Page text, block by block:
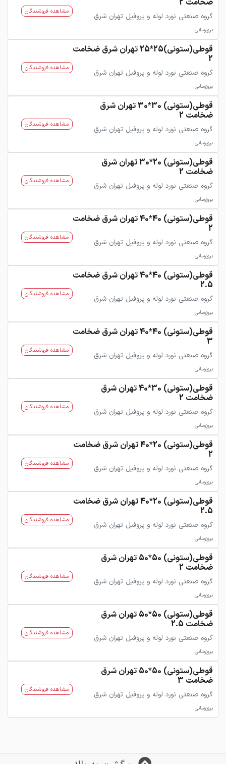
ضخامت 2
گروه صنعتی نورد لوله و پروفیل تهران شرق
بروزرسانی:
مشاهده فروشندگان
قوطی(ستونی)25*25 تهران شرق ضخامت
2
گروه صنعتی نورد لوله و پروفیل تهران شرق
بروزرسانی:
مشاهده فروشندگان
قوطی(ستونی) 30*30 تهران شرق
ضخامت 2
گروه صنعتی نورد لوله و پروفیل تهران شرق
بروزرسانی:
مشاهده فروشندگان
قوطی(ستونی) 20*30 تهران شرق
ضخامت 2
گروه صنعتی نورد لوله و پروفیل تهران شرق
بروزرسانی:
مشاهده فروشندگان
قوطی(ستونی) 40*40 تهران شرق ضخامت
2
گروه صنعتی نورد لوله و پروفیل تهران شرق
بروزرسانی:
مشاهده فروشندگان
قوطی(ستونی) 40*40 تهران شرق ضخامت
2.5
گروه صنعتی نورد لوله و پروفیل تهران شرق
بروزرسانی:
مشاهده فروشندگان
قوطی(ستونی) 40*40 تهران شرق ضخامت
3
گروه صنعتی نورد لوله و پروفیل تهران شرق
بروزرسانی:
مشاهده فروشندگان
قوطی(ستونی) 30*40 تهران شرق
ضخامت 2
گروه صنعتی نورد لوله و پروفیل تهران شرق
بروزرسانی:
مشاهده فروشندگان
قوطی(ستونی) 20*40 تهران شرق ضخامت
2
گروه صنعتی نورد لوله و پروفیل تهران شرق
بروزرسانی:
مشاهده فروشندگان
قوطی(ستونی) 20*40 تهران شرق ضخامت
2.5
گروه صنعتی نورد لوله و پروفیل تهران شرق
بروزرسانی:
مشاهده فروشندگان
قوطی(ستونی) 50*50 تهران شرق
ضخامت 2
گروه صنعتی نورد لوله و پروفیل تهران شرق
بروزرسانی:
مشاهده فروشندگان
قوطی(ستونی) 50*50 تهران شرق
ضخامت 2.5
گروه صنعتی نورد لوله و پروفیل تهران شرق
بروزرسانی:
مشاهده فروشندگان
قوطی(ستونی) 50*50 تهران شرق
ضخامت 3
گروه صنعتی نورد لوله و پروفیل تهران شرق
بروزرسانی:
مشاهده فروشندگان